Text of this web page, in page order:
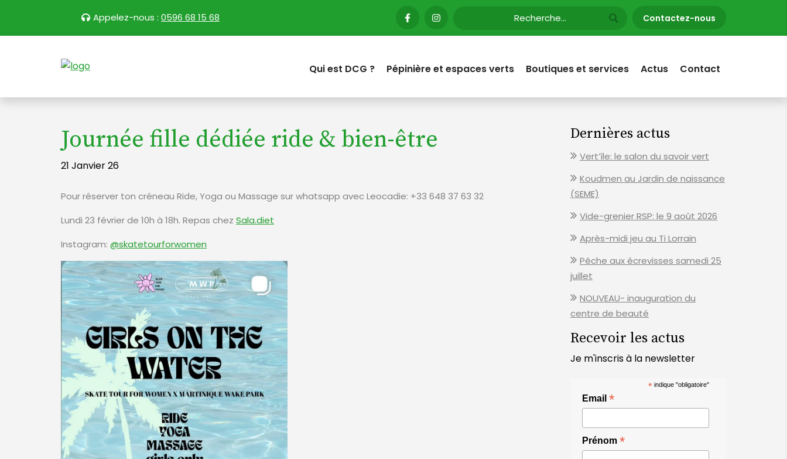
Appelez-nous : 0596 68 15 68 Contactez-nous
Qui est DCG ? Pépinière et espaces verts Boutiques et services Actus Contact
Journée fille dédiée ride & bien-être
21 Janvier 26
Pour réserver ton créneau Ride, Yoga ou Massage sur whatsapp avec Leocadie: +33 648 37 63 32
Lundi 23 février de 10h à 18h. Repas chez Sala.diet
Instagram: @skatetourforwomen
Dernières actus
Vert’île: le salon du savoir vert
Koudmen au Jardin de naissance
(SEME)
Vide-grenier RSP: le 9 août 2026
Après-midi jeu au Ti Lorrain
Pêche aux écrevisses samedi 25
juillet
NOUVEAU- inauguration du
centre de beauté
Recevoir les actus
Je m'inscris à la newsletter
*indique "obligatoire"
Email *
Prénom *